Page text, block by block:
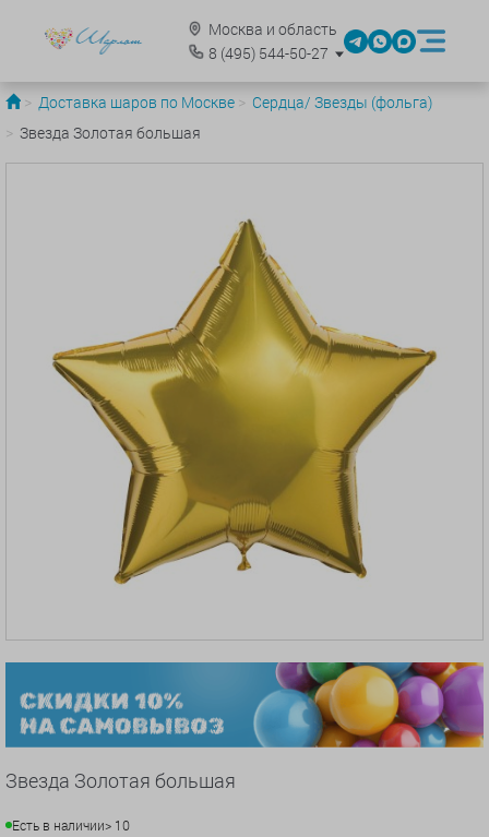
Москва и область
8 (495)544-50-27
Доставка шаров по Москве
Сердца/ Звезды (фольга)
Звезда Золотая большая
Звезда Золотая большая
Есть в наличии> 10